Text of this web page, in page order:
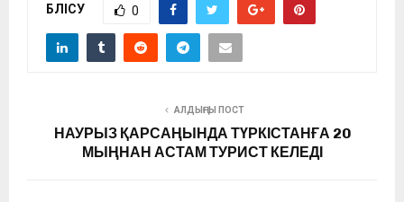
БӨЛІСУ 0
АЛДЫҢҒЫ ПОСТ
НАУРЫЗ ҚАРСАҢЫНДА ТҮРКІСТАНҒА 20
МЫҢНАН АСТАМ ТУРИСТ КЕЛЕДІ